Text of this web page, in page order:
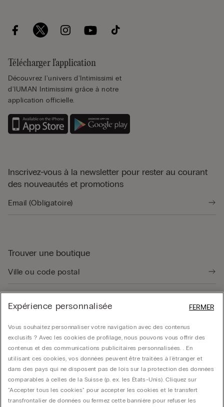
Télécharger l'application
Découvrez l'univers d'Intimissimi et
d'IUMAN Intimissimi grâce à notre
application officielle.
Inscrivez-vous à la newsletter pour rester au courant
des nouveautés et promotions
Trouver une boutique
Service client
Données légales
Expérience personnalisée
Vous souhaitez personnaliser votre navigation avec des contenus
exclusifs ? Avec les cookies de profilage, nous pouvons vous offrir des
contenus et des communications publicitaires personnalisées. . En
utilisant ces cookies, vos données peuvent être traitées à l'étranger et
dans des pays qui ne disposent pas de lois sur la protection des données
comparables à celles de la Suisse (p. ex. les États-Unis). Cliquez sur
"Accepter tous les cookies" pour accepter les cookies et le transfert
transfrontalier de données ou fermez cette bannière pour refuser les
FERMER